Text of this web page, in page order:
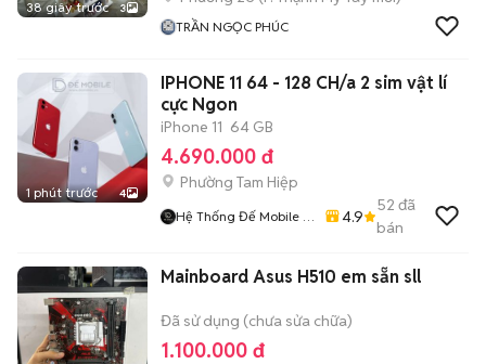
38 giây trước 3
TRẦN NGỌC PHÚC
1 phút trước 4
IPHONE 11 64 - 128 CH/a 2 sim vật lí
cực Ngon
iPhone 11 64 GB
4.690.000 đ
Phường Tam Hiệp
Hệ Thống Đế Mobile -
4.9
52 đã
bán
Mainboard Asus H510 em sẵn sll
Đã sử dụng (chưa sửa chữa)
1.100.000 đ